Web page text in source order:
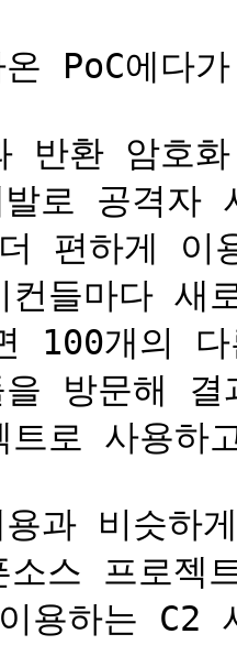
PoC에다
반환 암호
로 공격자
편하게 이
들마다 새
100개의
방문해 결
로 사용하
과 비슷하
스 프로젝
용하는 C2